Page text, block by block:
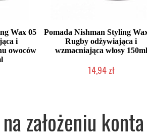
Wax 05
i
owoców
Pomada Nishman Styling
Rugby odżywiająca i
wzmacniająca włosy 150ml
14,94 zł
założeniu